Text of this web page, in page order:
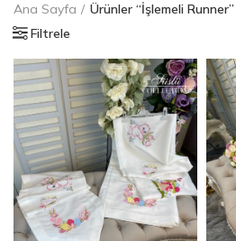
Ana Sayfa
Ürünler “İşlemeli
Filtrele